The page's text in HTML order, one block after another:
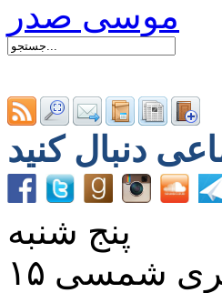
پنج شنبه